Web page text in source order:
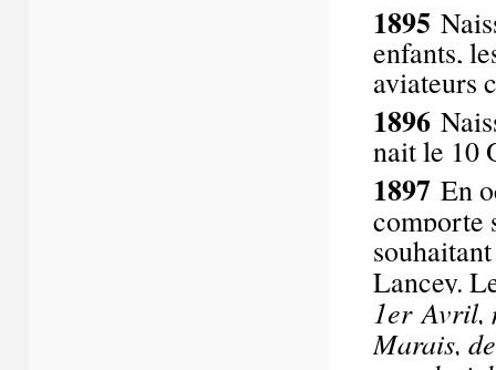
1895
enfants,
aviateurs
1896
nait le 10
1897 En
comporte
Lancey.
1erAvril,
Marais,